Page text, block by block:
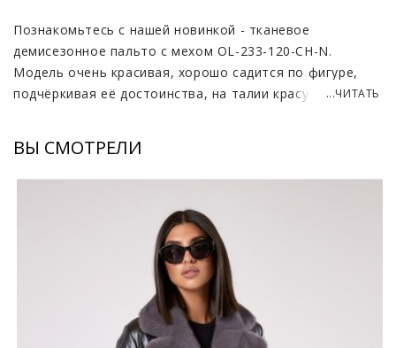
Познакомьтесь с нашей новинкой - тканевое
демисезонное пальто с мехом OL-233-120-CH-N.
Модель очень красивая, хорошо садится по фигуре,
подчёркивая её достоинства, на талии красуется пояс,
обладающий приятным блеском). Ткань имеет высокие
эксплуатационные характеристики, обладает высокой
устойчивостью к истиранию. Модель достаточно
эластичная, не деформируется, устойчива к
истиранию. Современный, практичный утеплитель
Isosoft будет сохранять тепло в течении долгого
времени. Дизайнеры украсили пальто замечательным
...ЧИТАТЬ
ВЫ СМОТРЕЛИ